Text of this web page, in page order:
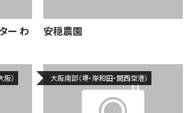
ー わ
安穏農園
） 大阪南部（堺・岸和田・関西空港）